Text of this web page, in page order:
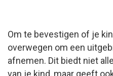
Om te bevestigen of je
overwegen om een
afnemen. Dit biedt niet
van je kind, maar geeft